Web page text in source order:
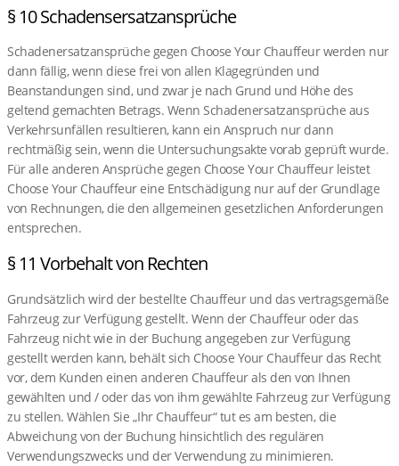
§ 10 Schadensersatzansprüche
Schadenersatzansprüche gegen Choose Your Chauffeur werden nur
dann fällig, wenn diese frei von allen Klagegründen und
Beanstandungen sind, und zwar je nach Grund und Höhe des
geltend gemachten Betrags. Wenn Schadenersatzansprüche aus
Verkehrsunfällen resultieren, kann ein Anspruch nur dann
rechtmäßig sein, wenn die Untersuchungsakte vorab geprüft wurde.
Für alle anderen Ansprüche gegen Choose Your Chauffeur leistet
Choose Your Chauffeur eine Entschädigung nur auf der Grundlage
von Rechnungen, die den allgemeinen gesetzlichen Anforderungen
entsprechen.
§ 11 Vorbehalt von Rechten
Grundsätzlich wird der bestellte Chauffeur und das vertragsgemäße
Fahrzeug zur Verfügung gestellt. Wenn der Chauffeur oder das
Fahrzeug nicht wie in der Buchung angegeben zur Verfügung
gestellt werden kann, behält sich Choose Your Chauffeur das Recht
vor, dem Kunden einen anderen Chauffeur als den von Ihnen
gewählten und / oder das von ihm gewählte Fahrzeug zur Verfügung
zu stellen. Wählen Sie „Ihr Chauffeur“ tut es am besten, die
Abweichung von der Buchung hinsichtlich des regulären
Verwendungszwecks und der Verwendung zu minimieren.